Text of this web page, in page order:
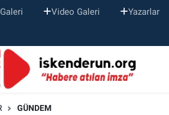
Video Galeri Yazarlar
GÜNDEM